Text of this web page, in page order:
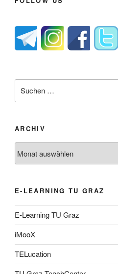
nach:
ARCHIV
E-LEARNING TU GRAZ
E-Learning TU Graz
iMooX
TELucation